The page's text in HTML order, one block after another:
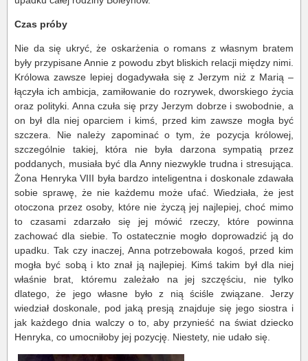
Czas próby
Nie da się ukryć, że oskarżenia o romans z własnym bratem
były przypisane Annie z powodu zbyt bliskich relacji między nimi.
Królowa zawsze lepiej dogadywała się z Jerzym niż z Marią –
łączyła ich ambicja, zamiłowanie do rozrywek, dworskiego życia
oraz polityki. Anna czuła się przy Jerzym dobrze i swobodnie, a
on był dla niej oparciem i kimś, przed kim zawsze mogła być
szczera. Nie należy zapominać o tym, że pozycja królowej,
szczególnie takiej, która nie była darzona sympatią przez
poddanych, musiała być dla Anny niezwykle trudna i stresująca.
Żona Henryka VIII była bardzo inteligentna i doskonale zdawała
sobie sprawę, że nie każdemu może ufać. Wiedziała, że jest
otoczona przez osoby, które nie życzą jej najlepiej, choć mimo
to czasami zdarzało się jej mówić rzeczy, które powinna
zachować dla siebie. To ostatecznie mogło doprowadzić ją do
upadku. Tak czy inaczej, Anna potrzebowała kogoś, przed kim
mogła być sobą i kto znał ją najlepiej. Kimś takim był dla niej
właśnie brat, któremu zależało na jej szczęściu, nie tylko
dlatego, że jego własne było z nią ściśle związane. Jerzy
wiedział doskonale, pod jaką presją znajduje się jego siostra i
jak każdego dnia walczy o to, aby przynieść na świat dziecko
Henryka, co umocniłoby jej pozycję. Niestety, nie udało się.